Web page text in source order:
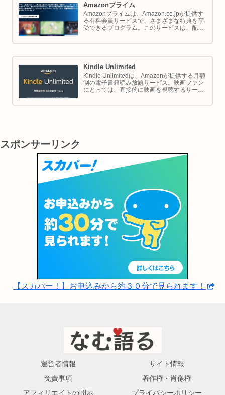
Amazonプライム
Amazonプライムは、Amazon.co.jpが提供す
る有料会員サービスで、さまざまな特典を享
受できるプログラム。このサービスは、配送
実、さらには限定割引までをカバーし、日常
Kindle Unlimited
Kindle Unlimitedは、Amazonが提供する月額
制の電子書籍読み放題サービス。映画ファン
にとっては、直接的に映画を視聴するサービ
理解し、楽しむための間接的なツールとして
スポンサーリンク
【スカパー！】お申込みから約３０分で見られます！
運営者情報
サイト情報
免責事項
著作権・肖像権
アフィリエイトの開示
プライバシーポリシー